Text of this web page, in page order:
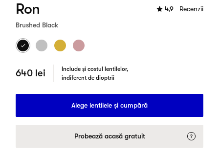
Ron 4,9 Recenzii
Brushed Black
640 lei
Include și costul lentilelor,
indiferent de dioptrii
Alege lentilele și cumpără
Probează acasă gratuit